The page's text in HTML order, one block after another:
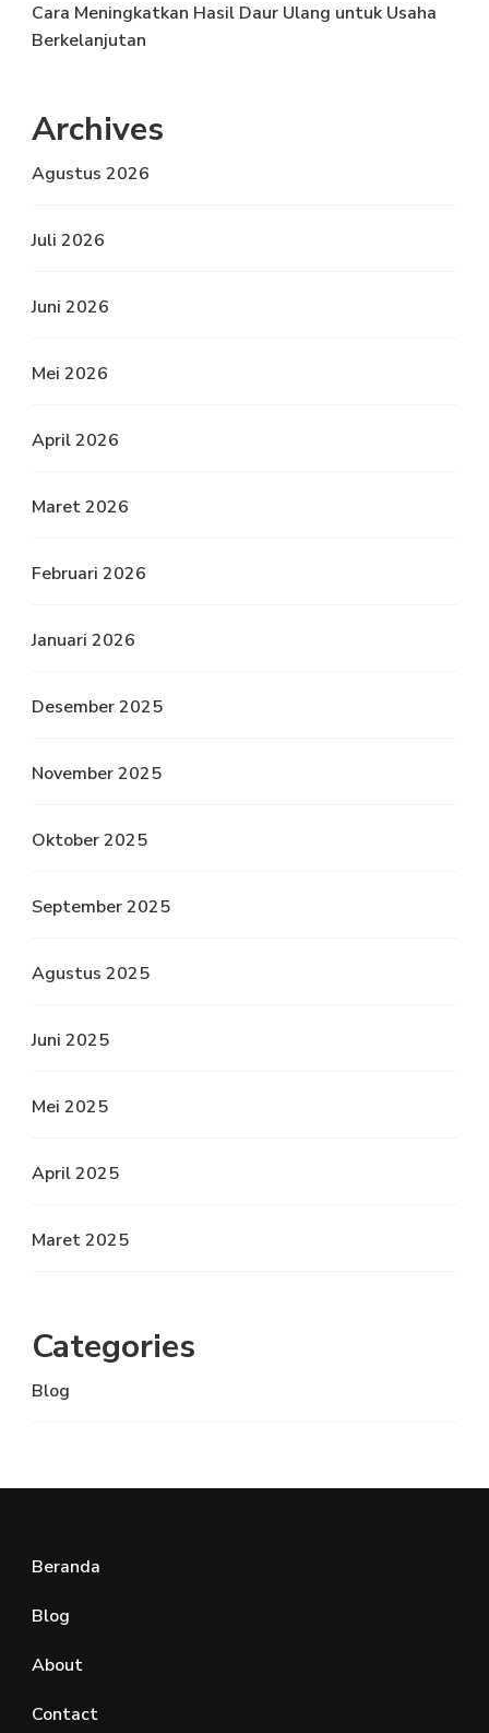
Cara Meningkatkan Hasil Daur Ulang untuk Usaha
Berkelanjutan
Archives
Agustus 2026
Juli 2026
Juni 2026
Mei 2026
April 2026
Maret 2026
Februari 2026
Januari 2026
Desember 2025
November 2025
Oktober 2025
September 2025
Agustus 2025
Juni 2025
Mei 2025
April 2025
Maret 2025
Categories
Blog
Beranda
Blog
About
Contact